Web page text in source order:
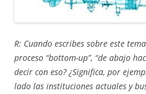
R: Cuando escribes sobre este
proceso “bottom-up”, “de abajo
decir con eso? ¿Significa, por
lado las instituciones actuales y